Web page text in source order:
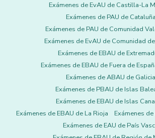
Exámenes de EvAU de Castilla-La
Exámenes de PAU de Cataluña
Exámenes de PAU de Comunidad
Exámenes de EvAU de Comunidad
Exámenes de EBAU de
Exámenes de EBAU de Fuera de
Exámenes de ABAU de Galicia
Exámenes de PBAU de Islas
Exámenes de EBAU de Islas
Exámenes de EBAU de La Rioja
Exámenes
Exámenes de EAU de País